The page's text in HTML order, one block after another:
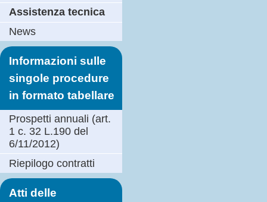
Assistenza tecnica
News
Informazioni sulle
singole procedure
in formato tabellare
Prospetti annuali (art.
1 c. 32 L.190 del
6/11/2012)
Riepilogo contratti
Atti delle